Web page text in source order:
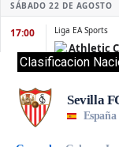
Clasificacion